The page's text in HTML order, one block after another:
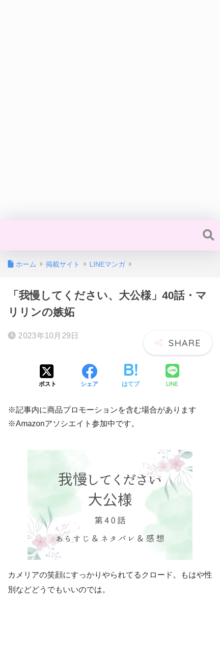
ホーム 掲載サイト LINEマンガ
「我慢してください、大公様」40話・マ
リリンの嫉妬
2023年10月29日
ポスト シェア はてブ LINE
※記事内に商品プロモーションを含む場合があります
※Amazonアソシエイト参加中です。
カメリアの笑顔にすっかりやられてるクロード。もはや性
別などどうでもいいのでは。